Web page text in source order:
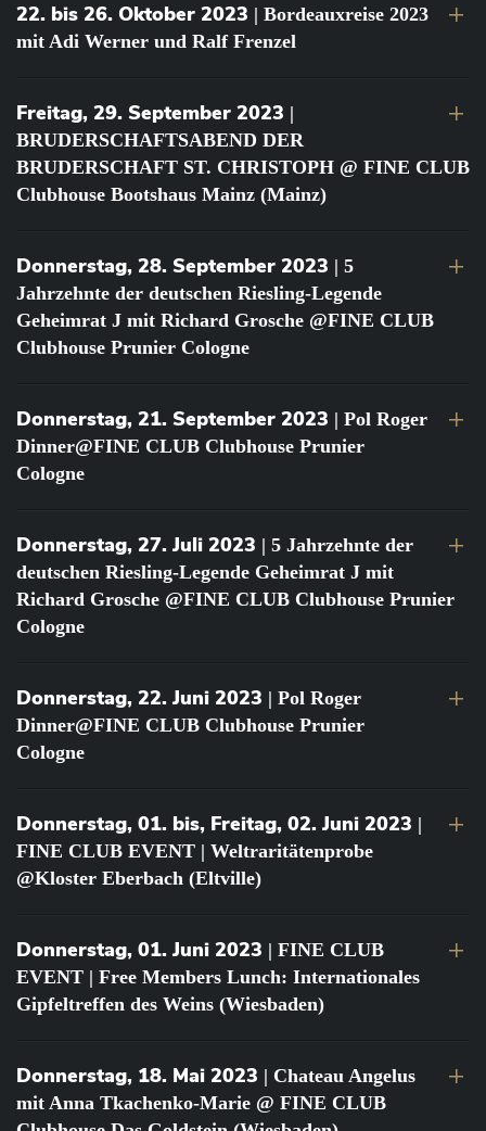
22. bis 26. Oktober 2023 | Bordeauxreise 2023
mit Adi Werner und Ralf Frenzel
Freitag, 29. September 2023 |
BRUDERSCHAFTSABEND DER
BRUDERSCHAFT ST. CHRISTOPH @ FINE CLUB
Clubhouse Bootshaus Mainz (Mainz)
Donnerstag, 28. September 2023 | 5
Jahrzehnte der deutschen Riesling-Legende
Geheimrat J mit Richard Grosche @FINE CLUB
Clubhouse Prunier Cologne
Donnerstag, 21. September 2023 | Pol Roger
Dinner@FINE CLUB Clubhouse Prunier
Cologne
Donnerstag, 27. Juli 2023 | 5 Jahrzehnte der
deutschen Riesling-Legende Geheimrat J mit
Richard Grosche @FINE CLUB Clubhouse Prunier
Cologne
Donnerstag, 22. Juni 2023 | Pol Roger
Dinner@FINE CLUB Clubhouse Prunier
Cologne
Donnerstag, 01. bis, Freitag, 02. Juni 2023 |
FINE CLUB EVENT | Weltraritätenprobe
@Kloster Eberbach (Eltville)
Donnerstag, 01. Juni 2023 | FINE CLUB
EVENT | Free Members Lunch: Internationales
Gipfeltreffen des Weins (Wiesbaden)
Donnerstag, 18. Mai 2023 | Chateau Angelus
mit Anna Tkachenko-Marie @ FINE CLUB